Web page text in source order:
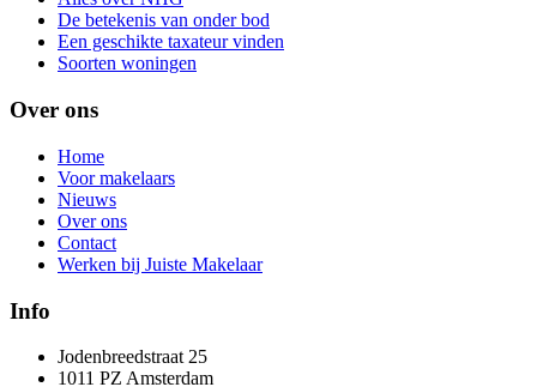
De betekenis van onder bod
Een geschikte taxateur vinden
Soorten woningen
Over ons
Home
Voor makelaars
Nieuws
Over ons
Contact
Werken bij Juiste Makelaar
Info
Jodenbreedstraat 25
1011 PZ Amsterdam